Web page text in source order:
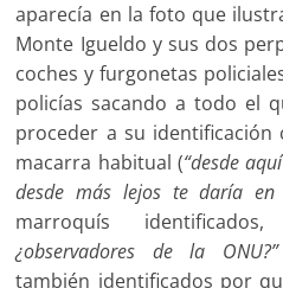
aparecía en la foto que
Monte Igueldo y sus dos
coches y furgonetas
policías sacando a todo el
proceder a su
macarra habitual (“desde
desde más lejos te daría en
marroquís
¿observadores de la ONU?”
también identificados por